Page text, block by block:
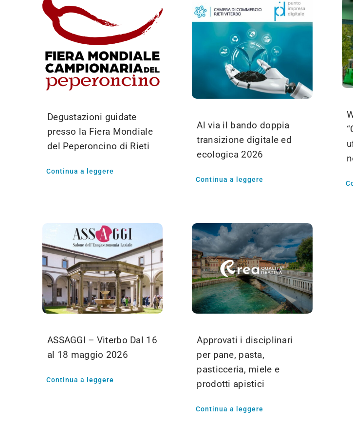
Degustazioni guidate
presso la Fiera Mondiale
del Peperoncino di Rieti
Continua a leggere
Al via il bando doppia
transizione digitale ed
ecologica 2026
Continua a leggere
ASSAGGI – Viterbo Dal 16
al 18 maggio 2026
Continua a leggere
Approvati i disciplinari
per pane, pasta,
pasticceria, miele e
prodotti apistici
Continua a leggere